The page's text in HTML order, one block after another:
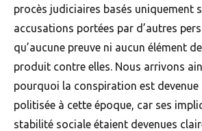
procès judiciaires basés uniquement
accusations portées par d’autres
qu’aucune preuve ni aucun élément
produit contre elles. Nous arrivons
pourquoi la conspiration est
politisée à cette époque, car ses
stabilité sociale étaient devenues